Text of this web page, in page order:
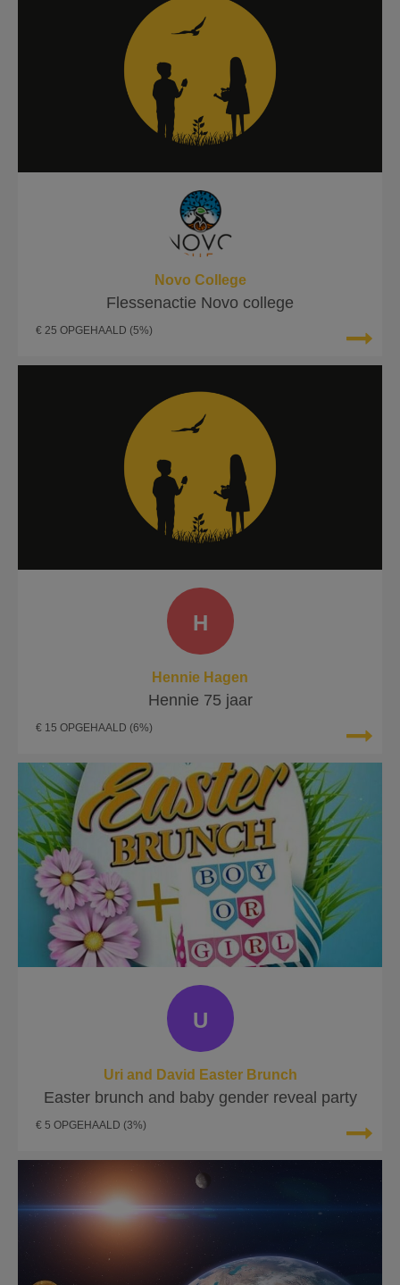
Novo College
Flessenactie Novo college
€ 25 OPGEHAALD (5%)
H
Hennie Hagen
Hennie 75 jaar
€ 15 OPGEHAALD (6%)
U
Uri and David Easter Brunch
Easter brunch and baby gender reveal party
€ 5 OPGEHAALD (3%)